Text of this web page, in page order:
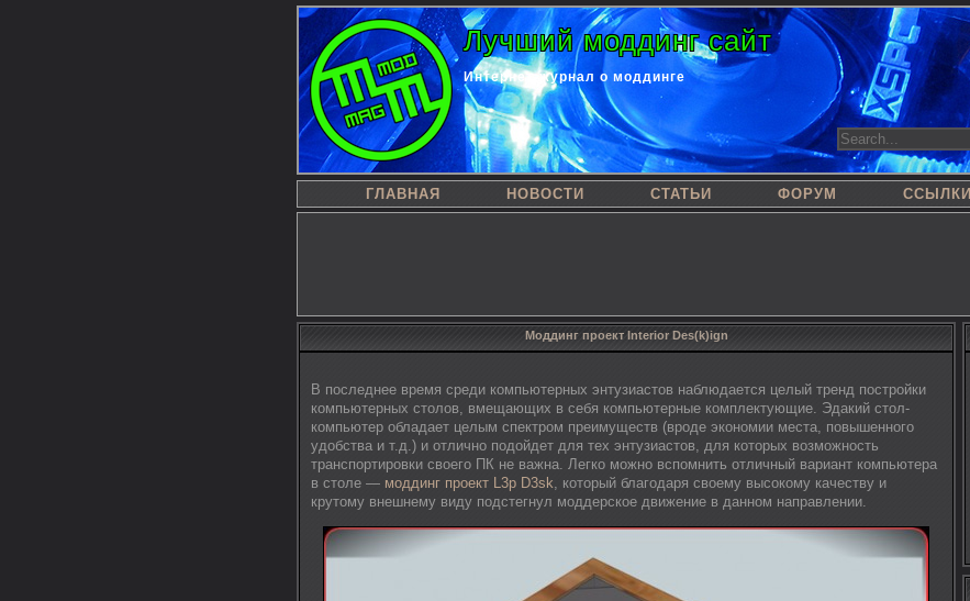
Лучший моддинг сайт
Интернет-журнал о моддинге
ГЛАВНАЯ НОВОСТИ СТАТЬИ ФОРУМ ССЫЛКИ
Моддинг проект Interior Des(k)ign
В последнее время среди компьютерных энтузиастов наблюдается целый тренд постройки
компьютерных столов, вмещающих в себя компьютерные комплектующие. Эдакий стол-
компьютер обладает целым спектром преимуществ (вроде экономии места, повышенного
удобства и т.д.) и отлично подойдет для тех энтузиастов, для которых возможность
транспортировки своего ПК не важна. Легко можно вспомнить отличный вариант компьютера
в столе — моддинг проект L3p D3sk, который благодаря своему высокому качеству и
крутому внешнему виду подстегнул моддерское движение в данном направлении.